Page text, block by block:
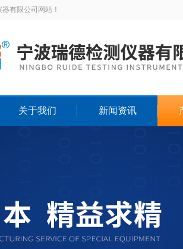
有限公司网站！
关于我们 新闻资讯